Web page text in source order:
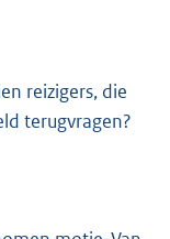
reizigers, die
terugvragen?